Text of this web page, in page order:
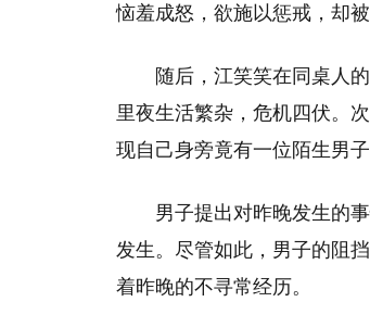
恼羞成怒，欲施以惩戒，却
随后，江笑笑在同桌人
里夜生活繁杂，危机四伏。
现自己身旁竟有一位陌生男
男子提出对昨晚发生的
发生。尽管如此，男子的阻
着昨晚的不寻常经历。